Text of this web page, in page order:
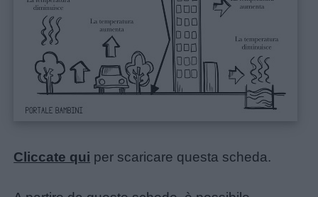
Cliccate qui per scaricare questa scheda.